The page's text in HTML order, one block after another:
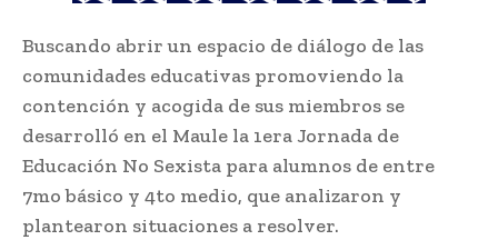
Buscando abrir un espacio de diálogo de las
comunidades educativas promoviendo la
contención y acogida de sus miembros se
desarrolló en el Maule la 1era Jornada de
Educación No Sexista para alumnos de entre
7mo básico y 4to medio, que analizaron y
plantearon situaciones a resolver.